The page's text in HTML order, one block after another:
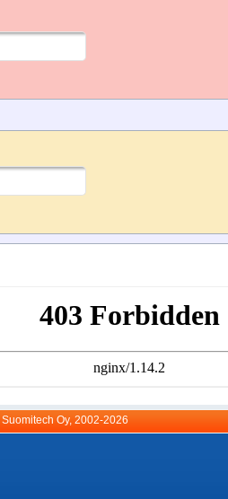
Suomitech Oy, 2002-2026